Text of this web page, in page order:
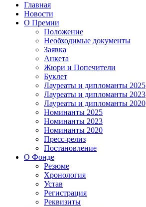
Главная
Новости
О Премии
Положение
Необходимые документы
Заявка
Анкета
Жюри и Попечители
Буклет
Лауреаты и дипломанты 2025
Лауреаты и дипломанты 2023
Лауреаты и дипломанты 2020
Номинанты 2025
Номинанты 2023
Номинанты 2020
Пресс-релиз
Постановление
О Фонде
Резюме
Хронология
Устав
Регистрация
Реквизиты